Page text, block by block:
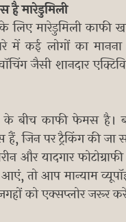
है मारेडुमिली
लिए मारेडुमिली काफी
में कई लोगों का मानना
जैसी शानदार
के बीच काफी फेमस है।
हैं, जिन पर ट्रैकिंग की जा
और यादगार
तो आप मान्याम
को एक्सप्लोर जरूर